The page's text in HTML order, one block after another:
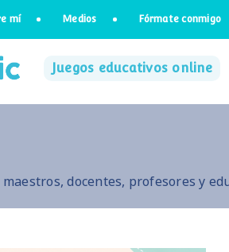
mí Medios Fórmate conmigo
Juegos educativos online
docentes, profesores y